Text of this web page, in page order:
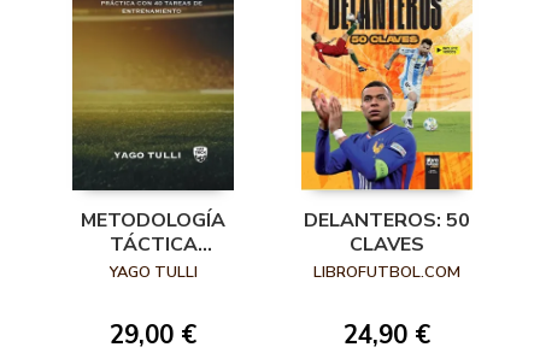
METODOLOGÍA
TÁCTICA
INTEGRAL
YAGO TULLI
29,00 €
DELANTEROS: 50
CLAVES
LIBROFUTBOL.COM
24,90 €